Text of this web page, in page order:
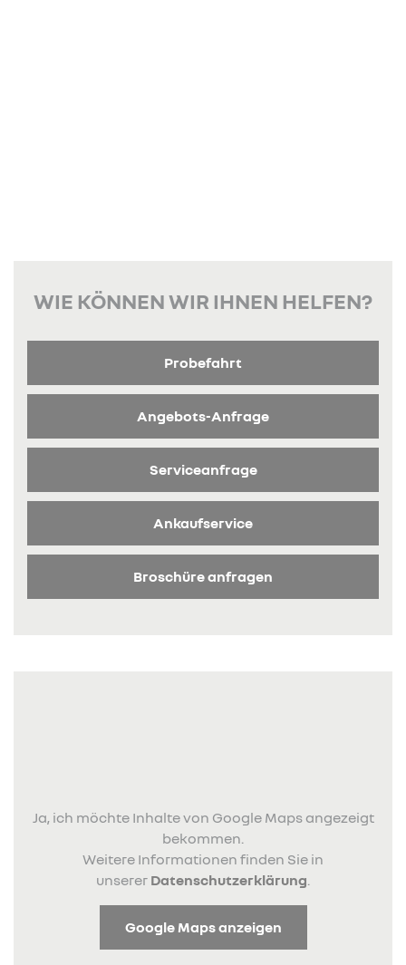
WIE KÖNNEN WIR IHNEN HELFEN?
Probefahrt
Angebots-Anfrage
Serviceanfrage
Ankaufservice
Broschüre anfragen
Ja, ich möchte Inhalte von Google Maps angezeigt
bekommen.
Weitere Informationen finden Sie in
unserer Datenschutzerklärung.
Google Maps anzeigen